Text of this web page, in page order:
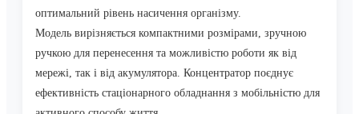
оптимальний рівень насичення організму.
Модель вирізняється компактними розмірами, зручною
ручкою для перенесення та можливістю роботи як від
мережі, так і від акумулятора. Концентратор поєднує
ефективність стаціонарного обладнання з мобільністю для